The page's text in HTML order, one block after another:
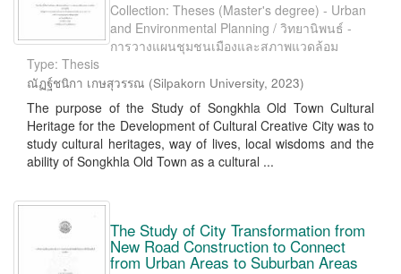
Collection: Theses (Master's degree) - Urban
and Environmental Planning / วิทยานิพนธ์ -
การวางแผนชุมชนเมืองและสภาพแวดล้อม
Type: Thesis
ณัฏฐ์ชนิกา เกษสุวรรณ (Silpakorn University, 2023)
The purpose of the Study of Songkhla Old Town Cultural
Heritage for the Development of Cultural Creative City was to
study cultural heritages, way of lives, local wisdoms and the
ability of Songkhla Old Town as a cultural ...
The Study of City Transformation from
New Road Construction to Connect
from Urban Areas to Suburban Areas